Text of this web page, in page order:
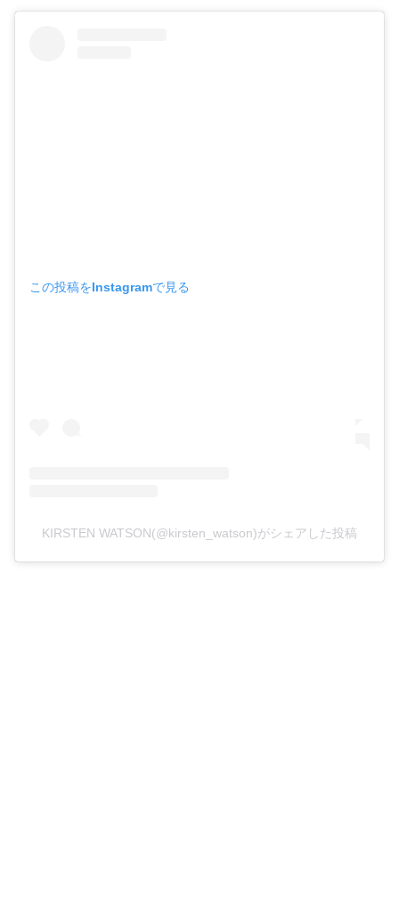
この投稿をInstagramで見る
KIRSTEN WATSON(@kirsten_watson)がシェアした投稿